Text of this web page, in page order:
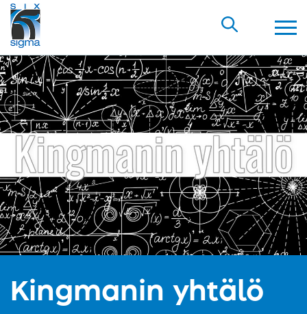
Kingmanin yhtälö